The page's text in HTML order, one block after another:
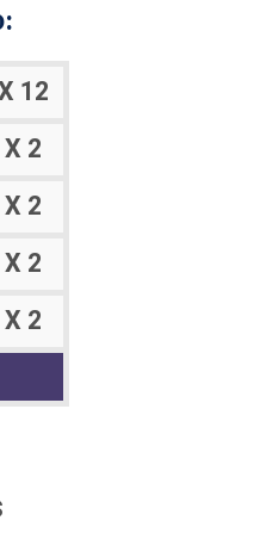
12
X 2
X 2
X 2
X 2